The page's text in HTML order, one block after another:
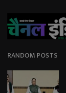
RANDOM POSTS